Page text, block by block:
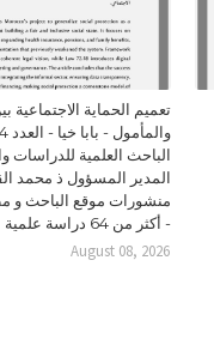
تعميم الحماية الاجتماعية
الباحث العلمية للدراسات
المدير المسؤول ذ محمد
منشورات موقع الباحث و
- أكثر من 64 دراسة علمية
August 08, 2026